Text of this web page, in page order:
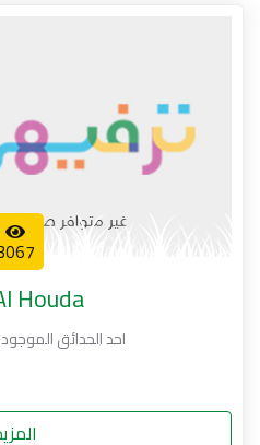
Houda
احد الحدائق